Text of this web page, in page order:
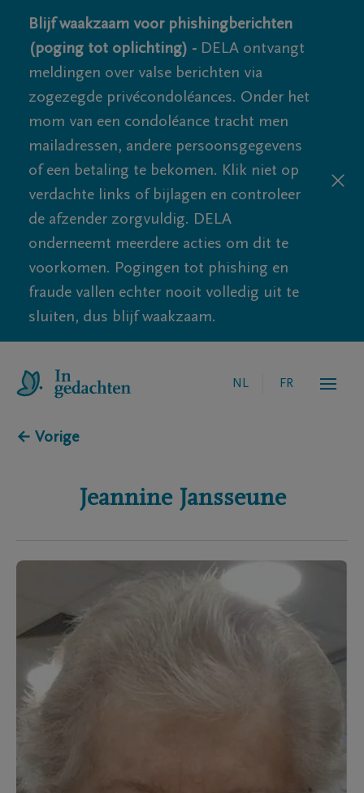
Blijf waakzaam voor phishingberichten
(poging tot oplichting) - DELA ontvangt
meldingen over valse berichten via
zogezegde privécondoléances. Onder het
mom van een condoléance tracht men
mailadressen, andere persoonsgegevens
of een betaling te bekomen. Klik niet op
verdachte links of bijlagen en controleer
de afzender zorgvuldig. DELA
onderneemt meerdere acties om dit te
voorkomen. Pogingen tot phishing en
fraude vallen echter nooit volledig uit te
sluiten, dus blijf waakzaam.
NL FR
← Vorige
Jeannine Jansseune